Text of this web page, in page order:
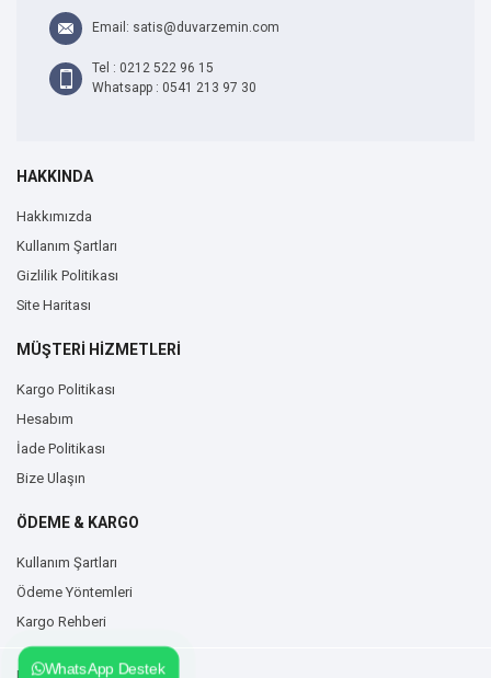
Email: satis@duvarzemin.com
Tel : 0212 522 96 15
Whatsapp : 0541 213 97 30
HAKKINDA
Hakkımızda
Kullanım Şartları
Gizlilik Politikası
Site Haritası
MÜŞTERİ HİZMETLERİ
Kargo Politikası
Hesabım
İade Politikası
Bize Ulaşın
ÖDEME & KARGO
Kullanım Şartları
Ödeme Yöntemleri
Kargo Rehberi
WhatsApp Destek